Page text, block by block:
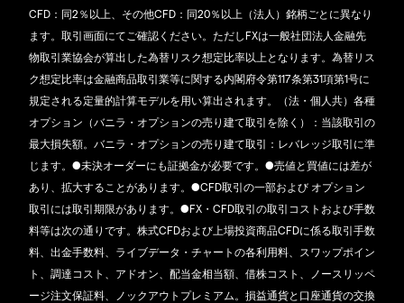
CFD：同2％以上、その他CFD：同20％以上（法人）銘柄ごとに異なり
ます。取引画面にてご確認ください。ただしFXは一般社団法人金融先
物取引業協会が算出した為替リスク想定比率以上となります。為替リス
ク想定比率は金融商品取引業等に関する内閣府令第117条第31項第1号に
規定される定量的計算モデルを用い算出されます。（法・個人共）各種
オプション（バニラ・オプションの売り建て取引を除く）：当該取引の
最大損失額。バニラ・オプションの売り建て取引：レバレッジ取引に準
じます。●未決オーダーにも証拠金が必要です。●売値と買値には差が
あり、拡大することがあります。●CFD取引の一部および オプション
取引には取引期限があります。●FX・CFD取引の取引コストおよび手数
料等は次の通りです。株式CFDおよび上場投資商品CFDに係る取引手数
料、出金手数料、ライブデータ・チャートの各利用料、スワップポイン
ト、調達コスト、アドオン、配当金相当額、借株コスト、ノースリッペ
ージ注文保証料、ノックアウトプレミアム。損益通貨と口座通貨の交換